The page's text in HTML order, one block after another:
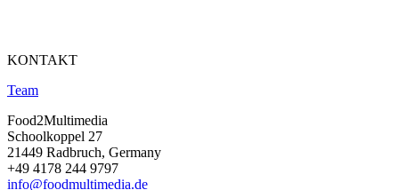
KONTAKT
Team
Food2Multimedia
Schoolkoppel 27
21449 Radbruch, Germany
+49 4178 244 9797
info@foodmultimedia.de